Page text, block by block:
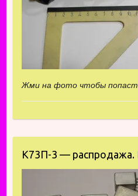
Жми на фото чтобы
К73П-3 — распродажа.